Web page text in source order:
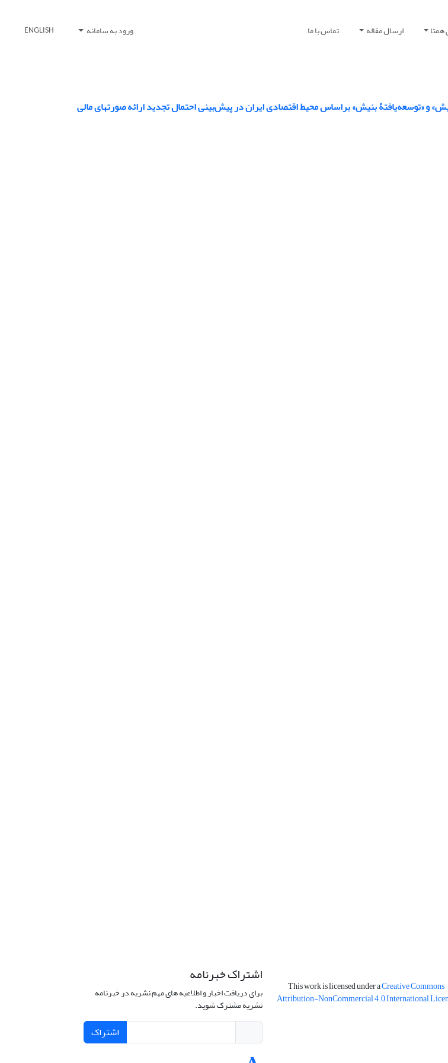
همتا ارسال مقاله تماس با ما ورود به سامانه ENGLISH
و «توسعه‌یافتۀ بنیش» براساس محیط اقتصادی ایران در پیش‌بینی احتمال تجدید ارائه صورت‏های مالی
This work is licensed under aCreative Commons
Attribution-NonCommercial 4.0 International
اشتراک خبرنامه
برای دریافت اخبار و اطلاعیه های مهم نشریه در خبرنامه
نشریه مشترک شوید.
اشتراک